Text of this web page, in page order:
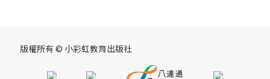
版權所有 © 小彩虹教育出版社